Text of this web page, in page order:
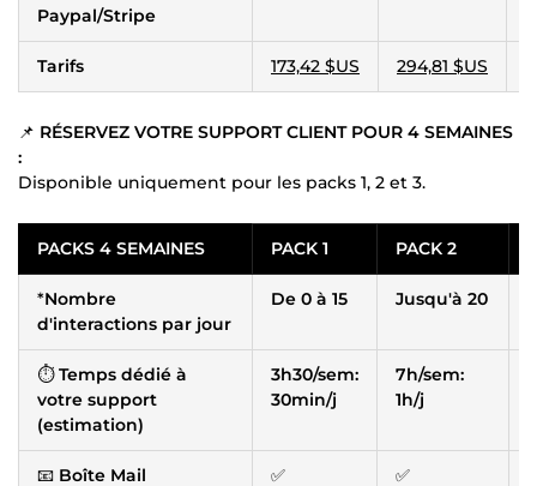
Paypal/Stripe
Tarifs 173,42 $US 294,81 $US
📌 RÉSERVEZ VOTRE SUPPORT CLIENT POUR 4 SEMAINES
:
Disponible uniquement pour les packs 1, 2 et 3.
PACKS 4 SEMAINES PACK 1 PACK 2
*Nombre
d'interactions par jour
De 0 à 15 Jusqu'à 20
⏱Temps dédié à
votre support
(estimation)
3h30/sem:
30min/j
7h/sem:
1h/j
📧 Boîte Mail ✅ ✅